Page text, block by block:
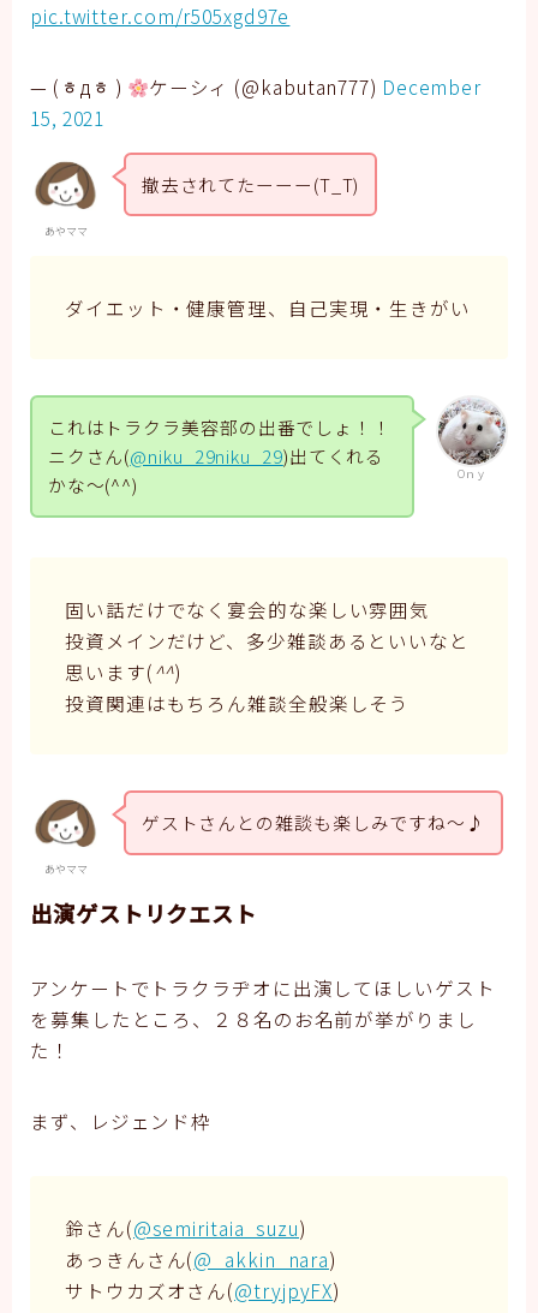
pic.twitter.com/r505xgd97e
— (ᇂдᇂ ) ケーシィ (@kabutan777) December
15, 2021
あやママ
撤去されてたーーー(T_T)
ダイエット・健康管理、自己実現・生きがい
Oｎｙ
これはトラクラ美容部の出番でしょ！！
ニクさん(@niku_29niku_29)出てくれる
かな～(^^)
固い話だけでなく宴会的な楽しい雰囲気
投資メインだけど、多少雑談あるといいなと
思います(^^)
投資関連はもちろん雑談全般楽しそう
あやママ
ゲストさんとの雑談も楽しみですね～♪
出演ゲストリクエスト
アンケートでトラクラヂオに出演してほしいゲスト
を募集したところ、２８名のお名前が挙がりまし
た！
まず、レジェンド枠
鈴さん(@semiritaia_suzu)
あっきんさん(@_akkin_nara)
サトウカズオさん(@tryjpyFX)